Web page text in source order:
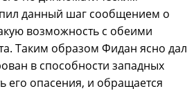
данный шаг сообщением о
возможность с обеими
Таким образом Фидан ясно дал
в способности западных
его опасения, и обращается